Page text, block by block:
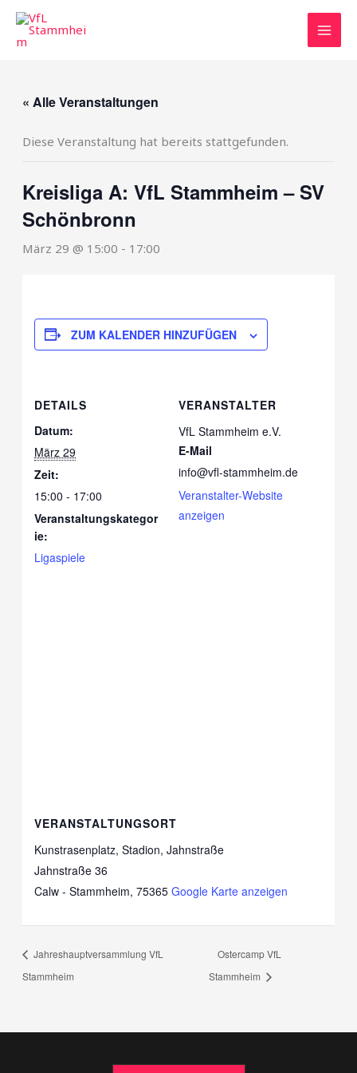
Zum
Inhalt
springen
« Alle Veranstaltungen
Diese Veranstaltung hat bereits stattgefunden.
Kreisliga A: VfL Stammheim – SV
Schönbronn
März 29 @ 15:00 - 17:00
ZUM KALENDER HINZUFÜGEN
DETAILS
Datum:
März 29
Zeit:
15:00 - 17:00
Veranstaltungskategor
ie:
Ligaspiele
VERANSTALTER
VfL Stammheim e.V.
E-Mail
info@vfl-stammheim.de
Veranstalter-Website
anzeigen
VERANSTALTUNGSORT
Kunstrasenplatz, Stadion, Jahnstraße
Jahnstraße 36
Calw - Stammheim, 75365 Google Karte anzeigen
Jahreshauptversammlung VfL
Stammheim
Ostercamp VfL
Stammheim